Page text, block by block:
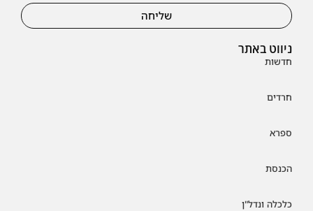
ניווט באתר
חדשות
חרדים
ספרא
הכנסת
כלכלה ונדל"ן
שליחה